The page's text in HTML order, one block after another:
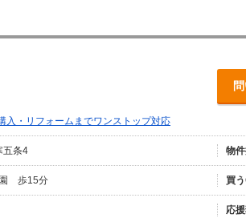
入・リフォームまでワンストップ対応
五条4 物
園 歩15分 買
応